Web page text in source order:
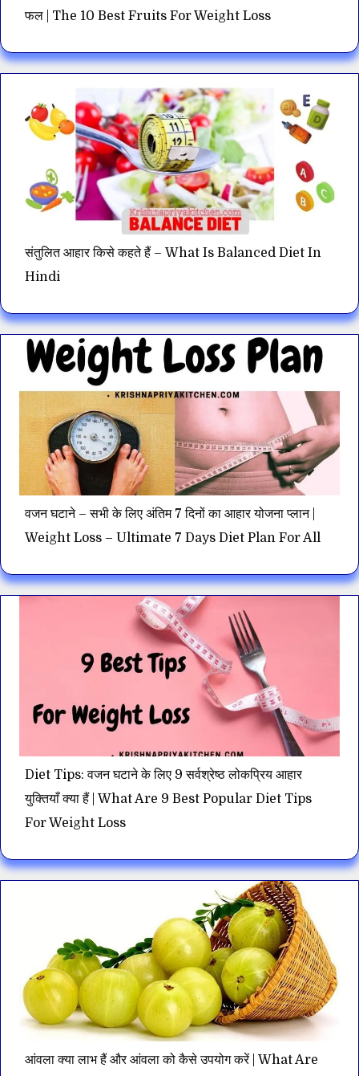
फल | The 10 Best Fruits For Weight Loss
संतुलित आहार किसे कहते हैं – What Is Balanced Diet In
Hindi
वजन घटाने – सभी के लिए अंतिम 7 दिनों का आहार योजना प्लान |
Weight Loss – Ultimate 7 Days Diet Plan For All
Diet Tips: वजन घटाने के लिए 9 सर्वश्रेष्ठ लोकप्रिय आहार
युक्तियाँ क्या हैं | What Are 9 Best Popular Diet Tips
For Weight Loss
आंवला क्या लाभ हैं और आंवला को कैसे उपयोग करें | What Are